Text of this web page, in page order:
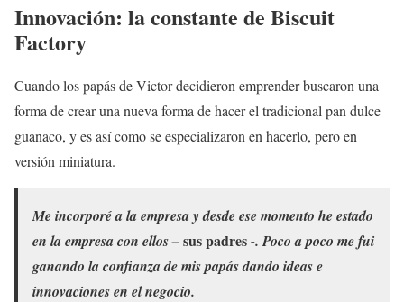
Innovación: la constante de Biscuit
Factory
Cuando los papás de Victor decidieron emprender buscaron una
forma de crear una nueva forma de hacer el tradicional pan dulce
guanaco, y es así como se especializaron en hacerlo, pero en
versión miniatura.
Me incorporé a la empresa y desde ese momento he estado
en la empresa con ellos –sus padres-. Poco a poco me fui
ganando la confianza de mis papás dando ideas e
innovaciones en el negocio.